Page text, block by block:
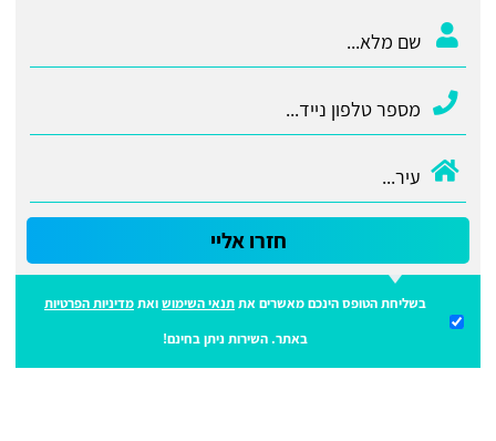
חזרו אליי
בשליחת הטופס הינכם מאשרים אתתנאי השימושואתמדיניות הפרטיות
באתר. השירות ניתן בחינם!